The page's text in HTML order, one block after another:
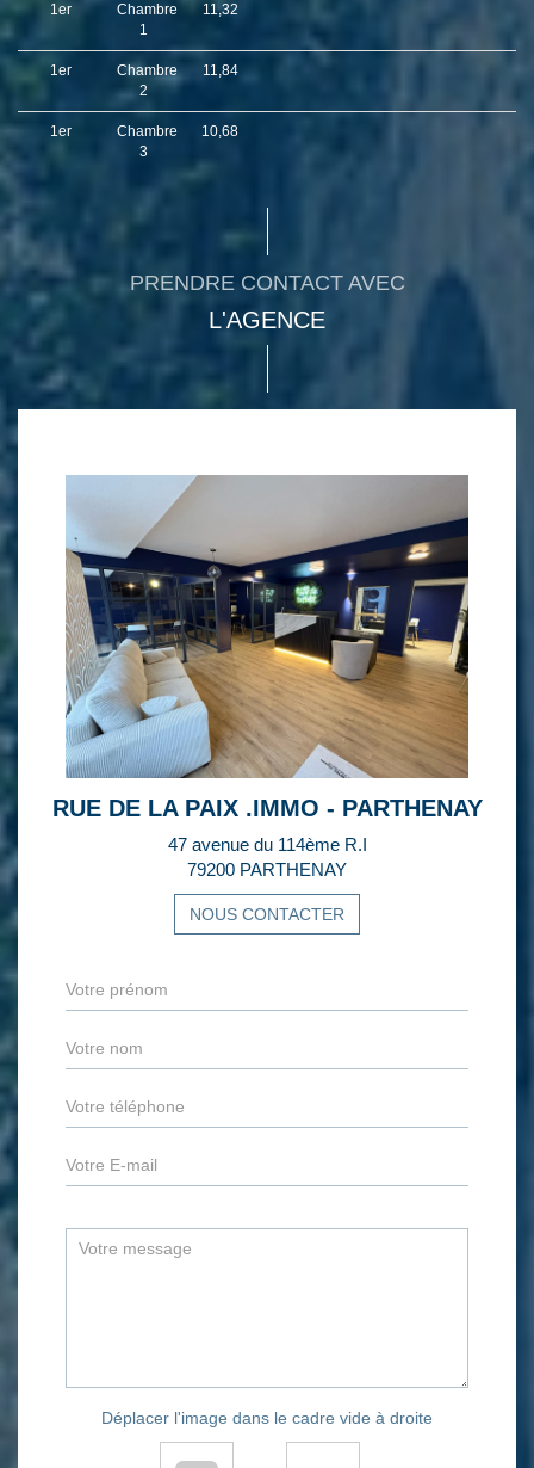
1er
Chambre
1
11,32
1er
Chambre
2
11,84
1er
Chambre
3
10,68
PRENDRE CONTACT AVEC
L'AGENCE
RUE DE LA PAIX .IMMO - PARTHENAY
47 avenue du 114ème R.I
79200 PARTHENAY
NOUS CONTACTER
Déplacer l'image dans le cadre vide à droite